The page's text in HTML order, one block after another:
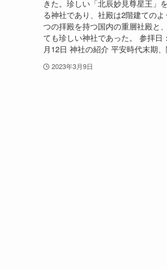
きた。珍しい「北辰妙見尊星王」
る神社であり、社殿は2階建ての
つの拝殿を持つ国内の重層社殿と
ても珍しい神社であった。 参拝日
月12日 神社の紹介 平安時代末期
2023年3月9日